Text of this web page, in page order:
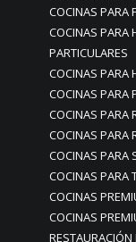
COCINAS PARA
COCINAS PARA
PARTICULARES
COCINAS PARA
COCINAS PARA
COCINAS PARA
COCINAS PARA
COCINAS PARA
COCINAS PARA
COCINAS
COCINAS